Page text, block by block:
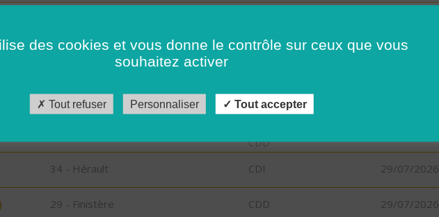
34 - Hérault CDI 29/07/2026
CDD
34 - Hérault CDI 29/07/2026
29 - Finistère CDD 29/07/2026
des cookies et vous donne le contrôle sur ceux que vous
souhaitez activer
Tout refuser Personnaliser Tout accepter